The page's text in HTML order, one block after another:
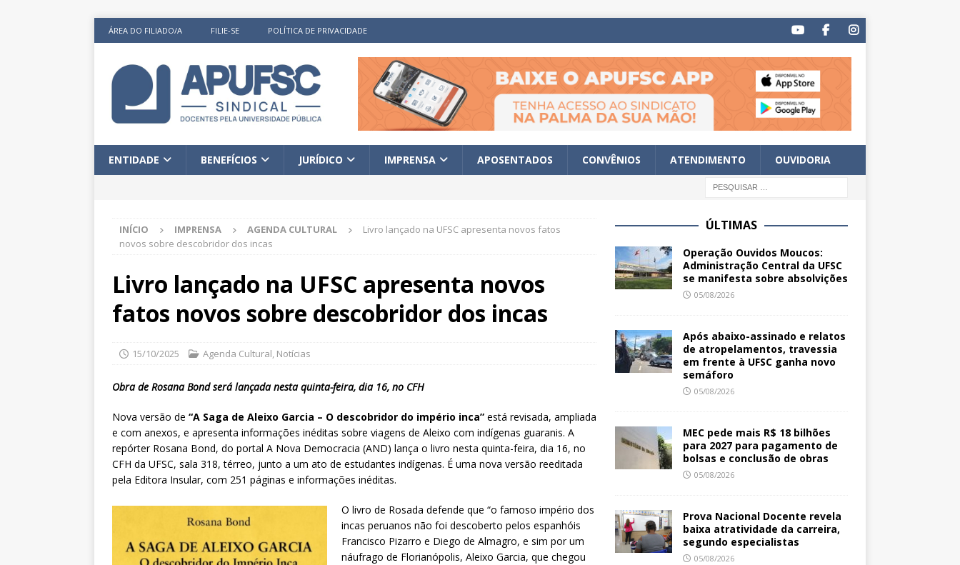
ÁREA DO FILIADO/A FILIE-SE POLÍTICA DE PRIVACIDADE
ENTIDADE BENEFÍCIOS JURÍDICO IMPRENSA APOSENTADOS CONVÊNIOS ATENDIMENTO OUVIDORIA
INÍCIO IMPRENSA AGENDA CULTURAL
Livro lançado na UFSC apresenta novos fatos
novos sobre descobridor dos incas
Livro lançado na UFSC apresenta novos
fatos novos sobre descobridor dos incas
15/10/2025 Agenda Cultural, Notícias
Obra de Rosana Bond será lançada nesta quinta-feira, dia 16, no CFH
Nova versão de “A Saga de Aleixo Garcia – O descobridor do império inca” está revisada, ampliada
e com anexos, e apresenta informações inéditas sobre viagens de Aleixo com indígenas guaranis. A
repórter Rosana Bond, do portal A Nova Democracia (AND) lança o livro nesta quinta-feira, dia 16, no
CFH da UFSC, sala 318, térreo, junto a um ato de estudantes indígenas. É uma nova versão reeditada
pela Editora Insular, com 251 páginas e informações inéditas.
O livro de Rosada defende que “o famoso império dos
incas peruanos não foi descoberto pelos espanhóis
Francisco Pizarro e Diego de Almagro, e sim por um
náufrago de Florianópolis, Aleixo Garcia, que chegou
ÚLTIMAS
Operação Ouvidos Moucos:
Administração Central da UFSC
se manifesta sobre absolvições
05/08/2026
Após abaixo-assinado e relatos
de atropelamentos, travessia
em frente à UFSC ganha novo
semáforo
05/08/2026
MEC pede mais R$ 18 bilhões
para 2027 para pagamento de
bolsas e conclusão de obras
05/08/2026
Prova Nacional Docente revela
baixa atratividade da carreira,
segundo especialistas
05/08/2026